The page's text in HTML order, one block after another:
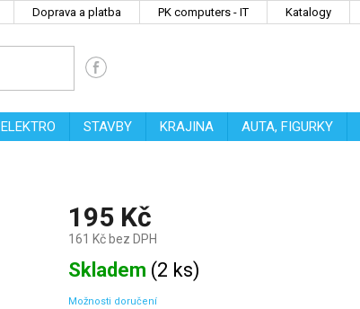
Doprava a platba PK computers - IT Katalogy
ELEKTRO STAVBY KRAJINA AUTA, FIGURKY
195 Kč
161 Kč bez DPH
Měrná
cena:
Skladem (2 ks)
Možnosti doručení